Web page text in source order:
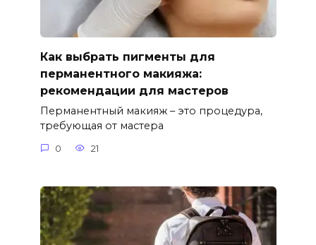
Как выбрать пигменты для
перманентного макияжа:
рекомендации для мастеров
Перманентный макияж – это процедура,
требующая от мастера
0 21